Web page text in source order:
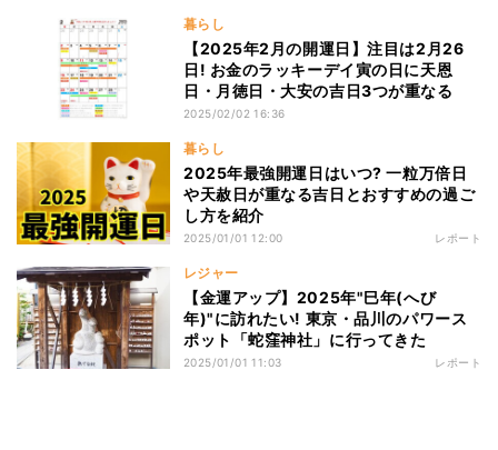
暮らし
【2025年2月の開運日】注目は2月26
日! お金のラッキーデイ寅の日に天恩
日・月徳日・大安の吉日3つが重なる
2025/02/02 16:36
暮らし
2025年最強開運日はいつ? 一粒万倍日
や天赦日が重なる吉日とおすすめの過ご
し方を紹介
2025/01/01 12:00 レポート
レジャー
【金運アップ】2025年"巳年(へび
年)"に訪れたい! 東京・品川のパワース
ポット「蛇窪神社」に行ってきた
2025/01/01 11:03 レポート